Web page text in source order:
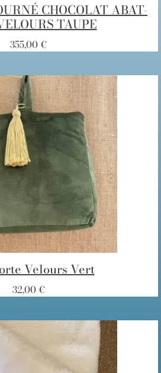
CHOCOLAT ABAT-
TAUPE
355,00€
Velours Vert
32,00€